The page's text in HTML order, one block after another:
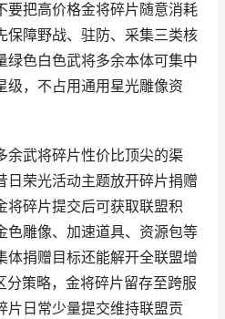
要把高价格金将碎片随意消耗
保障野战、驻防、采集三类核
绿色白色武将多余本体可集中
级，不占用通用星光雕像资
余武将碎片性价比顶尖的渠
日荣光活动主题放开碎片捐赠
将碎片提交后可获取联盟积
色雕像、加速道具、资源包等
体捐赠目标还能解开全联盟增
策略，金将碎片留存至跨服
片日常少量提交维持联盟贡